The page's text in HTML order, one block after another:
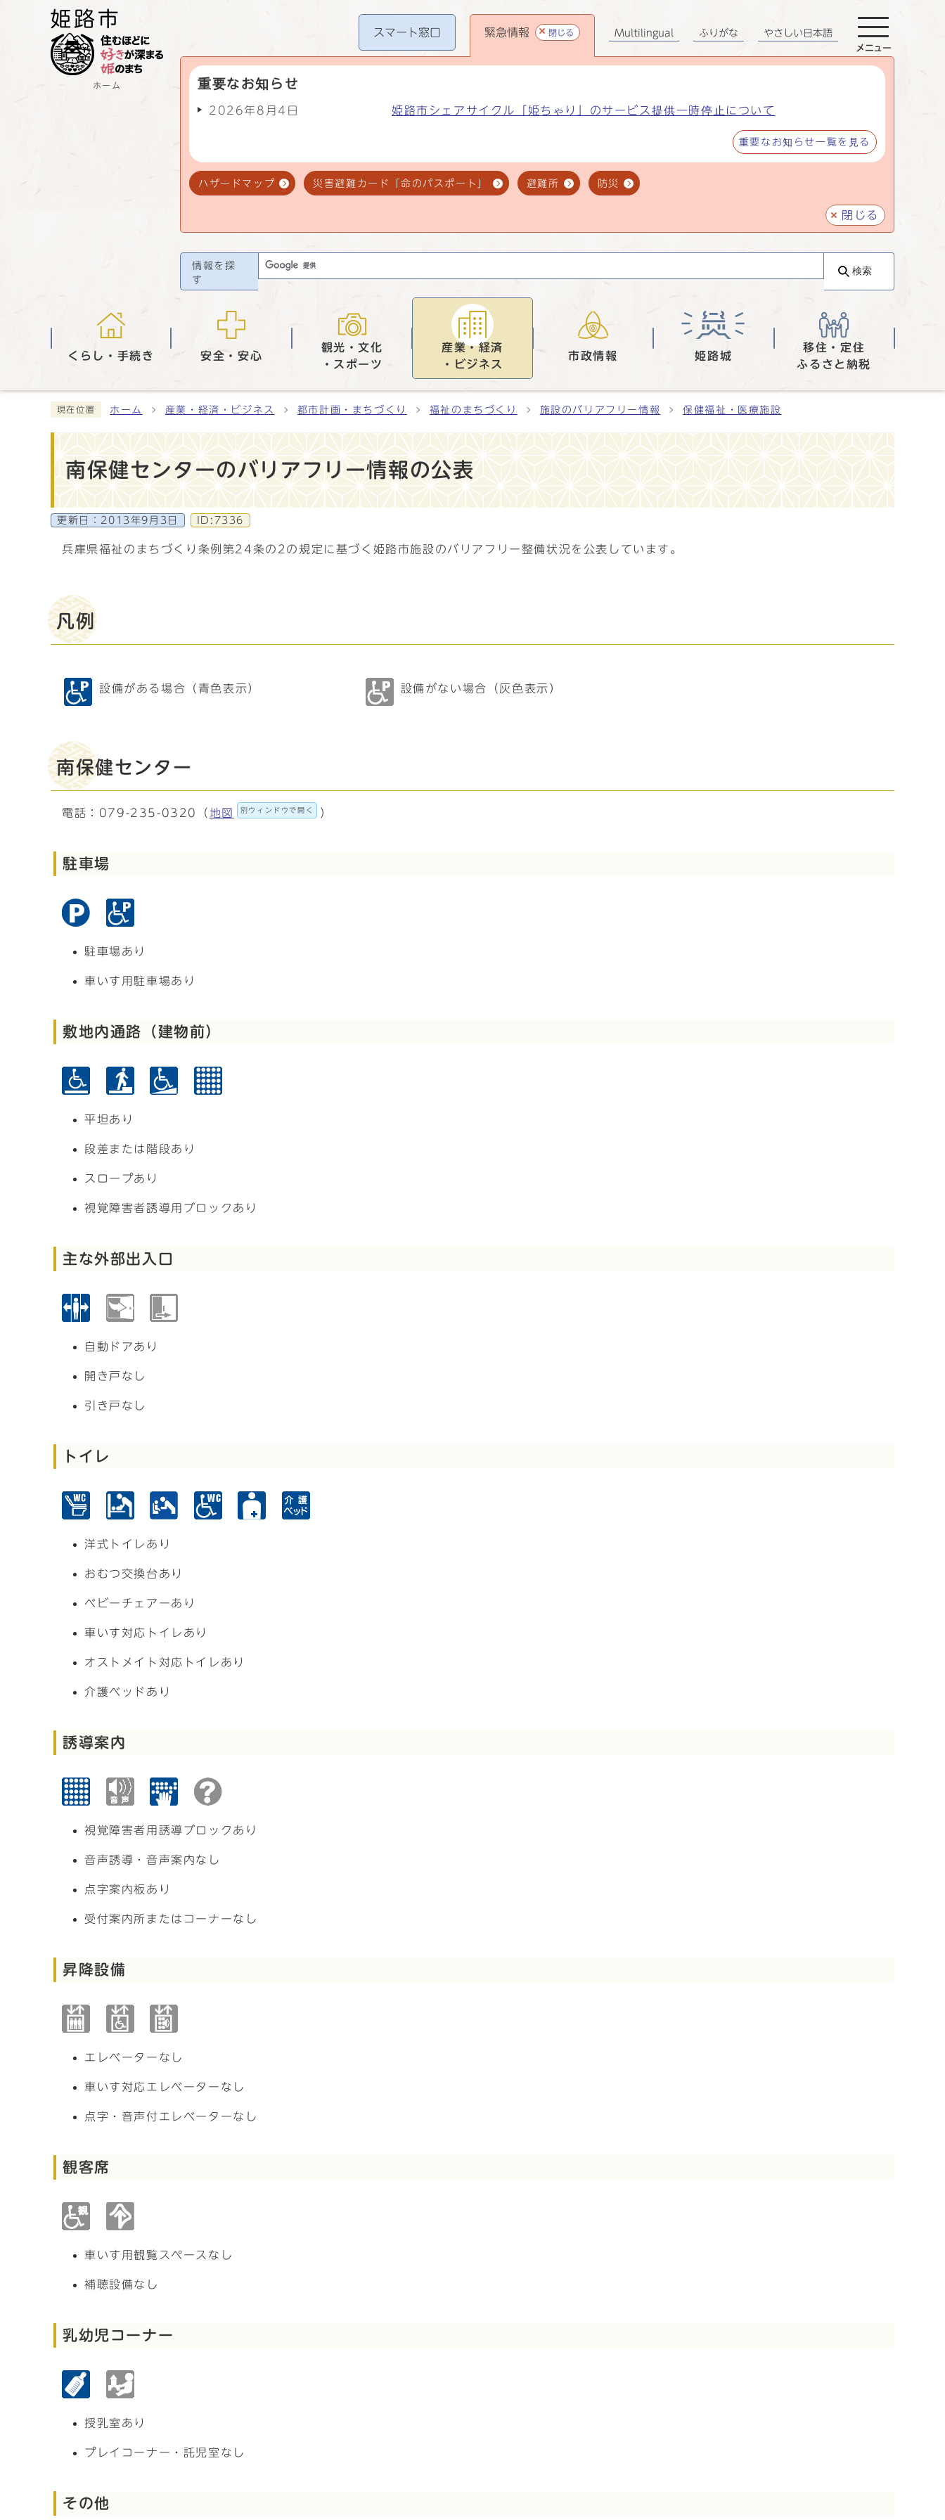
ホーム
スマート窓口 緊急情報 閉じる
重要なお知らせ
2026年8月4日 姫路市シェアサイクル「姫ちゃり」のサービス提供一時停止について
重要なお知らせ一覧を見る
ハザードマップ 災害避難カード「命のパスポート」 避難所 防災
閉じる
Multilingual ふりがな やさしい日本語
メニュー
情報を探
す
検索
くらし・手続き 安全・安心
観光・文化
・スポーツ
産業・経済
・ビジネス
市政情報 姫路城
移住・定住
ふるさと納税
現在位置 ホーム 産業・経済・ビジネス 都市計画・まちづくり 福祉のまちづくり 施設のバリアフリー情報 保健福祉・医療施設
南保健センターのバリアフリー情報の公表
更新日： 2013年9月3日 ID:7336
兵庫県福祉のまちづくり条例第24条の2の規定に基づく姫路市施設のバリアフリー整備状況を公表しています。
凡例
設備がある場合（青色表示） 設備がない場合（灰色表示）
南保健センター
電話：079-235-0320（ 地図 別ウィンドウで開く ）
駐車場
駐車場あり
車いす用駐車場あり
敷地内通路（建物前）
平坦あり
段差または階段あり
スロープあり
視覚障害者誘導用ブロックあり
主な外部出入口
自動ドアあり
開き戸なし
引き戸なし
トイレ
洋式トイレあり
おむつ交換台あり
ベビーチェアーあり
車いす対応トイレあり
オストメイト対応トイレあり
介護ベッドあり
誘導案内
視覚障害者用誘導ブロックあり
音声誘導・音声案内なし
点字案内板あり
受付案内所またはコーナーなし
昇降設備
エレベーターなし
車いす対応エレベーターなし
点字・音声付エレベーターなし
観客席
車いす用観覧スペースなし
補聴設備なし
乳幼児コーナー
授乳室あり
プレイコーナー・託児室なし
その他